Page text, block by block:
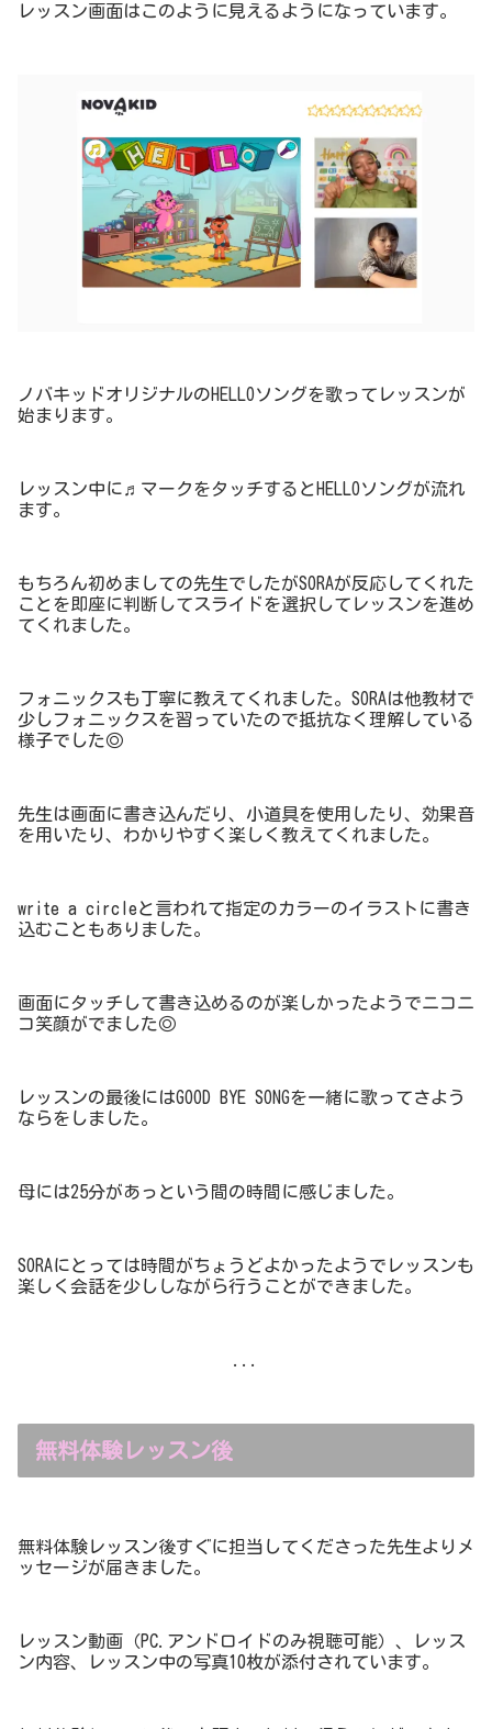
レッスン画面はこのように見えるようになっています。
ノバキッドオリジナルのHELLOソングを歌ってレッスンが
始まります。
レッスン中に♬マークをタッチするとHELLOソングが流れ
ます。
もちろん初めましての先生でしたがSORAが反応してくれた
ことを即座に判断してスライドを選択してレッスンを進め
てくれました。
フォニックスも丁寧に教えてくれました。SORAは他教材で
少しフォニックスを習っていたので抵抗なく理解している
様子でした◎
先生は画面に書き込んだり、小道具を使用したり、効果音
を用いたり、わかりやすく楽しく教えてくれました。
write a circleと言われて指定のカラーのイラストに書き
込むこともありました。
画面にタッチして書き込めるのが楽しかったようでニコニ
コ笑顔がでました◎
レッスンの最後にはGOOD BYE SONGを一緒に歌ってさよう
ならをしました。
母には25分があっという間の時間に感じました。
SORAにとっては時間がちょうどよかったようでレッスンも
楽しく会話を少ししながら行うことができました。
無料体験レッスン後
無料体験レッスン後すぐに担当してくださった先生よりメ
ッセージが届きました。
レッスン動画（PC.アンドロイドのみ視聴可能）、レッス
ン内容、レッスン中の写真10枚が添付されています。